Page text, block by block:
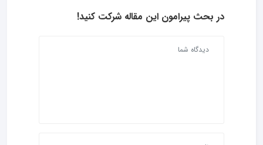
در بحث‌ پیرامون این مقاله شرکت کنید!